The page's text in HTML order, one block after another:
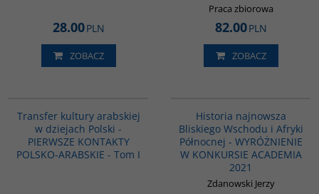
28.00PLN
ZOBACZ
Praca zbiorowa
82.00PLN
ZOBACZ
Transfer kultury arabskiej
w dziejach Polski -
PIERWSZE KONTAKTY
POLSKO-ARABSKIE - Tom I
Historia najnowsza
Bliskiego Wschodu i Afryki
Północnej - WYRÓŻNIENIE
W KONKURSIE ACADEMIA
2021
Zdanowski Jerzy